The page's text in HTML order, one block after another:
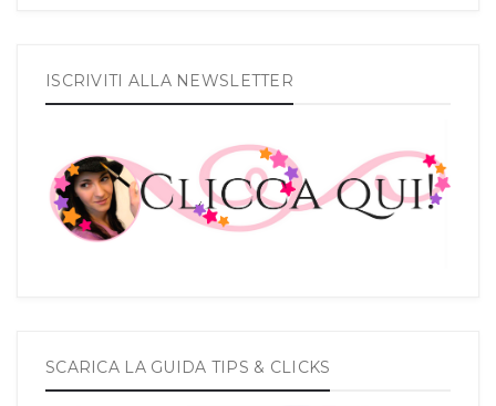
ISCRIVITI ALLA NEWSLETTER
SCARICA LA GUIDA TIPS & CLICKS